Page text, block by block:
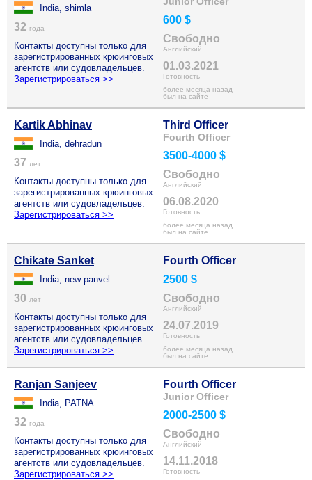
India, shimla
32 года
Контакты доступны только для
зарегистрированных крюинговых
агентств или судовладельцев.
Зарегистрироваться >>
600 $
Свободно
Английский
01.03.2021
Готовность
более месяца назад
был на сайте
Kartik Abhinav
India, dehradun
37 лет
Контакты доступны только для
зарегистрированных крюинговых
агентств или судовладельцев.
Зарегистрироваться >>
Third Officer
Fourth Officer
3500-4000 $
Свободно
Английский
06.08.2020
Готовность
более месяца назад
был на сайте
Chikate Sanket
India, new panvel
30 лет
Контакты доступны только для
зарегистрированных крюинговых
агентств или судовладельцев.
Зарегистрироваться >>
Fourth Officer
2500 $
Свободно
Английский
24.07.2019
Готовность
более месяца назад
был на сайте
Ranjan Sanjeev
India, PATNA
32 года
Контакты доступны только для
зарегистрированных крюинговых
агентств или судовладельцев.
Зарегистрироваться >>
Fourth Officer
Junior Officer
2000-2500 $
Свободно
Английский
14.11.2018
Готовность